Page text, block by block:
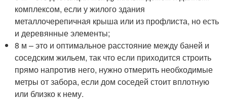
комплексом, если у жилого здания
металлочерепичная крыша или из профлиста, но есть
и деревянные элементы;
8 м – это и оптимальное расстояние между баней и
соседским жильем, так что если приходится строить
прямо напротив него, нужно отмерить необходимые
метры от забора, если дом соседей стоит вплотную
или близко к нему.